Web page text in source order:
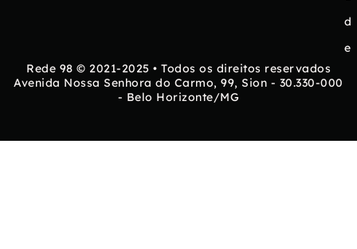
d
e
Rede 98 © 2021-2025 • Todos os direitos reservados
Avenida Nossa Senhora do Carmo, 99, Sion - 30.330-000
- Belo Horizonte/MG